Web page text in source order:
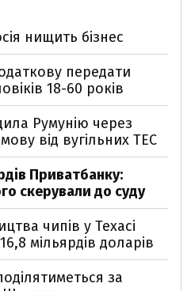
нищить бізнес
передати
18-60 років
Румунію через
від вугільних ТЕС
Приватбанку:
скерували до суду
чипів у Техасі
мільярдів доларів
за